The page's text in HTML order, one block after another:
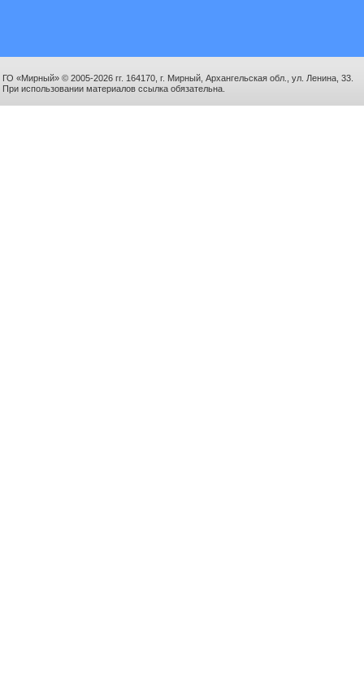
ГО «Мирный» © 2005-2026 гг. 164170, г. Мирный, Архангельская обл., ул. Ленина, 33.
При использовании материалов ссылка обязательна.